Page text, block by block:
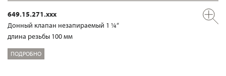
649.15.271.xxx
Донный клапан незапираемый 1 ¼“
длина резьбы 100 мм
ПОДРОБНО